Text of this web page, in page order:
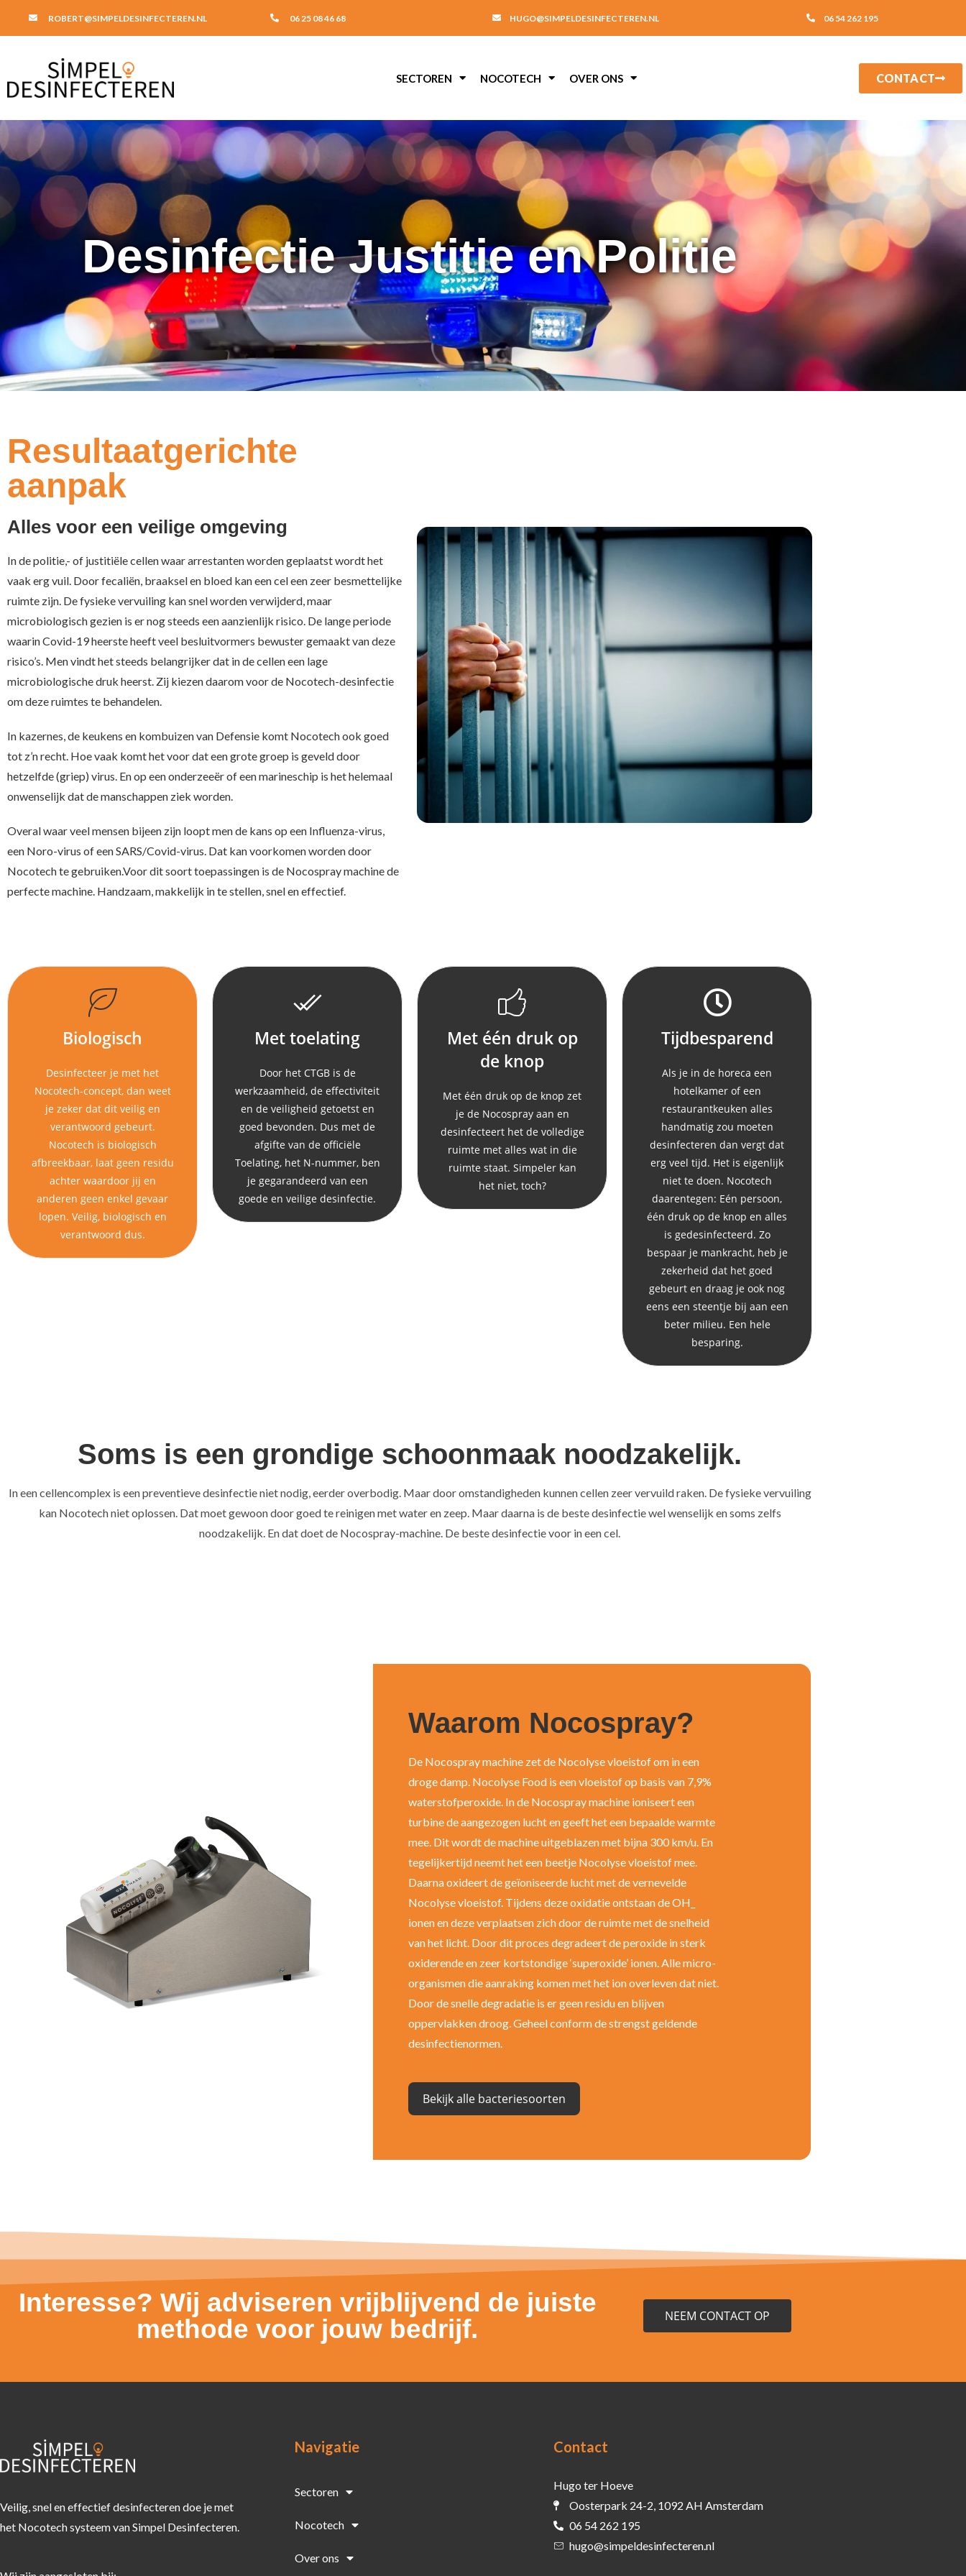
ROBERT@SIMPELDESINFECTEREN.NL 06 25 08 46 68 HUGO@SIMPELDESINFECTEREN.NL 06 54 262 195
SECTOREN NOCOTECH OVER ONS CONTACT
Desinfectie Justitie en Politie
Resultaatgerichte
aanpak
Alles voor een veilige omgeving
In de politie,- of justitiële cellen waar arrestanten worden geplaatst wordt het
vaak erg vuil. Door fecaliën, braaksel en bloed kan een cel een zeer besmettelijke
ruimte zijn. De fysieke vervuiling kan snel worden verwijderd, maar
microbiologisch gezien is er nog steeds een aanzienlijk risico. De lange periode
waarin Covid-19 heerste heeft veel besluitvormers bewuster gemaakt van deze
risico’s. Men vindt het steeds belangrijker dat in de cellen een lage
microbiologische druk heerst. Zij kiezen daarom voor de Nocotech-desinfectie
om deze ruimtes te behandelen.
In kazernes, de keukens en kombuizen van Defensie komt Nocotech ook goed
tot z’n recht. Hoe vaak komt het voor dat een grote groep is geveld door
hetzelfde (griep) virus. En op een onderzeeër of een marineschip is het helemaal
onwenselijk dat de manschappen ziek worden.
Overal waar veel mensen bijeen zijn loopt men de kans op een Influenza-virus,
een Noro-virus of een SARS/Covid-virus. Dat kan voorkomen worden door
Nocotech te gebruiken.Voor dit soort toepassingen is de Nocospray machine de
perfecte machine. Handzaam, makkelijk in te stellen, snel en effectief.
Biologisch
Desinfecteer je met het
Nocotech-concept, dan weet
je zeker dat dit veilig en
verantwoord gebeurt.
Nocotech is biologisch
afbreekbaar, laat geen residu
achter waardoor jij en
anderen geen enkel gevaar
lopen. Veilig, biologisch en
verantwoord dus.
Met toelating
Door het CTGB is de
werkzaamheid, de effectiviteit
en de veiligheid getoetst en
goed bevonden. Dus met de
afgifte van de officiële
Toelating, het N-nummer, ben
je gegarandeerd van een
goede en veilige desinfectie.
Met één druk op
de knop
Met één druk op de knop zet
je de Nocospray aan en
desinfecteert het de volledige
ruimte met alles wat in die
ruimte staat. Simpeler kan
het niet, toch?
Tijdbesparend
Als je in de horeca een
hotelkamer of een
restaurantkeuken alles
handmatig zou moeten
desinfecteren dan vergt dat
erg veel tijd. Het is eigenlijk
niet te doen. Nocotech
daarentegen: Eén persoon,
één druk op de knop en alles
is gedesinfecteerd. Zo
bespaar je mankracht, heb je
zekerheid dat het goed
gebeurt en draag je ook nog
eens een steentje bij aan een
beter milieu. Een hele
besparing.
Soms is een grondige schoonmaak noodzakelijk.
In een cellencomplex is een preventieve desinfectie niet nodig, eerder overbodig. Maar door omstandigheden kunnen cellen zeer vervuild raken. De fysieke vervuiling
kan Nocotech niet oplossen. Dat moet gewoon door goed te reinigen met water en zeep. Maar daarna is de beste desinfectie wel wenselijk en soms zelfs
noodzakelijk. En dat doet de Nocospray-machine. De beste desinfectie voor in een cel.
Waarom Nocospray?
De Nocospray machine zet de Nocolyse vloeistof om in een
droge damp. Nocolyse Food is een vloeistof op basis van 7,9%
waterstofperoxide. In de Nocospray machine ioniseert een
turbine de aangezogen lucht en geeft het een bepaalde warmte
mee. Dit wordt de machine uitgeblazen met bijna 300 km/u. En
tegelijkertijd neemt het een beetje Nocolyse vloeistof mee.
Daarna oxideert de geïoniseerde lucht met de vernevelde
Nocolyse vloeistof. Tijdens deze oxidatie ontstaan de OH_
ionen en deze verplaatsen zich door de ruimte met de snelheid
van het licht. Door dit proces degradeert de peroxide in sterk
oxiderende en zeer kortstondige ‘superoxide’ ionen. Alle micro-
organismen die aanraking komen met het ion overleven dat niet.
Door de snelle degradatie is er geen residu en blijven
oppervlakken droog. Geheel conform de strengst geldende
desinfectienormen.
Bekijk alle bacteriesoorten
Interesse? Wij adviseren vrijblijvend de juiste
methode voor jouw bedrijf.
NEEM CONTACT OP
Veilig, snel en effectief desinfecteren doe je met
het Nocotech systeem van Simpel Desinfecteren.
Navigatie
Sectoren
Nocotech
Over ons
Contact
Hugo ter Hoeve
Oosterpark 24-2, 1092 AH Amsterdam
06 54 262 195
hugo@simpeldesinfecteren.nl